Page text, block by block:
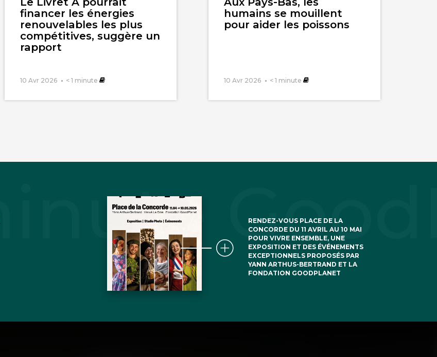
financer les énergies
renouvelables les plus
compétitives, suggère un
rapport
10 Avr 2026 < 1 minute
humains se mouillent
pour aider les poissons
10 Avr 2026 < 1 minute
RENDEZ-VOUS PLACE DE LA
CONCORDE DU 11 AVRIL AU 10 MAI
POUR VIVRE ENSEMBLE, UNE
EXPOSITION ET DES ÉVÉNEMENTS
EXCEPTIONNELS PROPOSÉS PAR
YANN ARTHUS-BERTRAND ET LA
FONDATION GOODPLANET